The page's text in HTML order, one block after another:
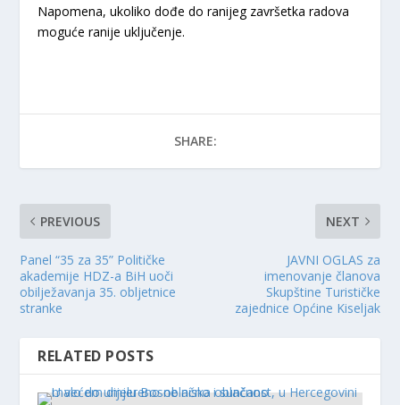
Napomena, ukoliko dođe do ranijeg završetka radova
moguće ranije uključenje.
SHARE:
PREVIOUS
Panel “35 za 35” Političke
akademije HDZ-a BiH uoči
obilježavanja 35. obljetnice
stranke
NEXT
JAVNI OGLAS za
imenovanje članova
Skupštine Turističke
zajednice Općine Kiseljak
RELATED POSTS